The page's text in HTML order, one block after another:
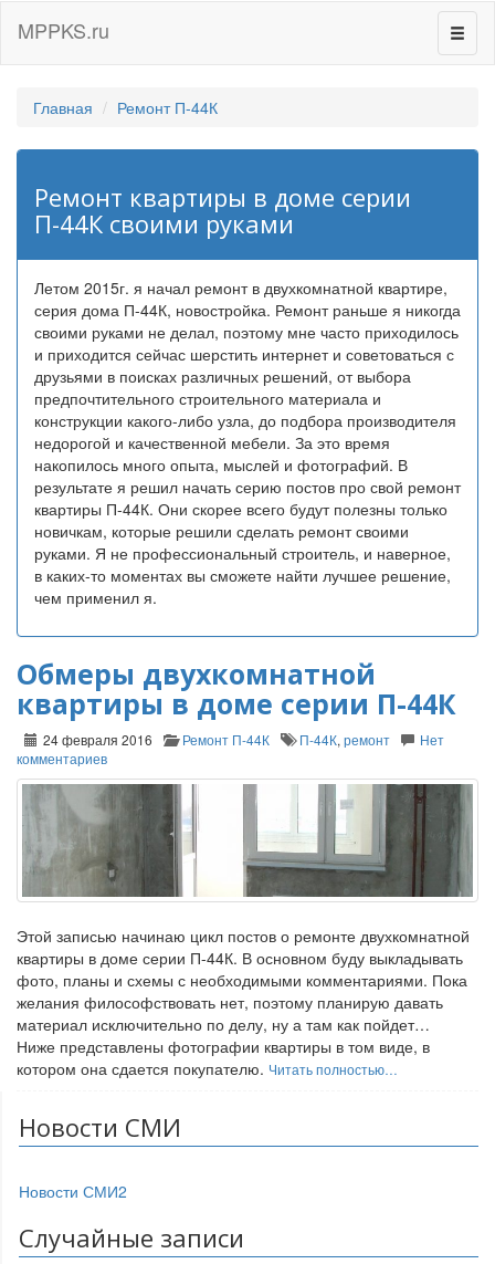
MPPKS.ru
Главная Ремонт П-44К
Ремонт квартиры в доме серии
П-44К своими руками
Летом 2015г. я начал ремонт в двухкомнатной квартире,
серия дома П-44К, новостройка. Ремонт раньше я никогда
своими руками не делал, поэтому мне часто приходилось
и приходится сейчас шерстить интернет и советоваться с
друзьями в поисках различных решений, от выбора
предпочтительного строительного материала и
конструкции какого-либо узла, до подбора производителя
недорогой и качественной мебели. За это время
накопилось много опыта, мыслей и фотографий. В
результате я решил начать серию постов про свой ремонт
квартиры П-44К. Они скорее всего будут полезны только
новичкам, которые решили сделать ремонт своими
руками. Я не профессиональный строитель, и наверное,
в каких-то моментах вы сможете найти лучшее решение,
чем применил я.
Обмеры двухкомнатной
квартиры в доме серии П-44К
24 февраля 2016 Ремонт П-44К П-44К, ремонт
Нет
комментариев
Этой записью начинаю цикл постов о ремонте двухкомнатной
квартиры в доме серии П-44К. В основном буду выкладывать
фото, планы и схемы с необходимыми комментариями. Пока
желания философствовать нет, поэтому планирую давать
материал исключительно по делу, ну а там как пойдет…
Ниже представлены фотографии квартиры в том виде, в
котором она сдается покупателю. Читать полностью…
Новости СМИ
Новости СМИ2
Случайные записи